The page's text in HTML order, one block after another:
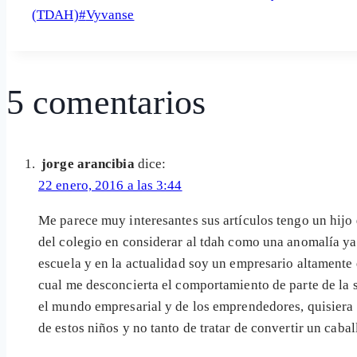
de
(TDAH)#Vyvanse
5 comentarios
jorge arancibia dice:
22 enero, 2016 a las 3:44
Me parece muy interesantes sus artículos tengo un
del colegio en considerar al tdah como una anomalía
escuela y en la actualidad soy un empresario
cual me desconcierta el comportamiento de parte de
el mundo empresarial y de los emprendedores,
de estos niños y no tanto de tratar de convertir un